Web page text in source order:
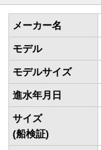
メーカー名
モデル
モデルサイズ
進水年月日
サイズ
(船検証)